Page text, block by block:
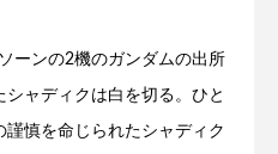
ーンの2機のガンダムの出所
ャディクは白を切る。ひと
慎を命じられたシャディク